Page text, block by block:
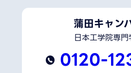
蒲田キャン
日本工学院専
0120-